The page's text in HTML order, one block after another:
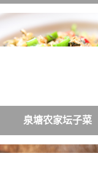
泉塘农家坛子菜